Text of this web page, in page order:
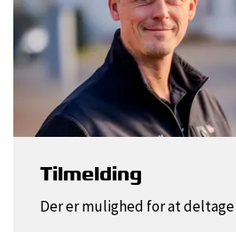
Tilmelding
Der er mulighed for at